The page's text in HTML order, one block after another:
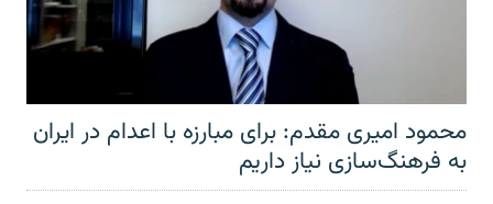
محمود امیری مقدم: برای مبارزه با اعدام در ایران
به فرهنگ‌سازی نیاز داریم